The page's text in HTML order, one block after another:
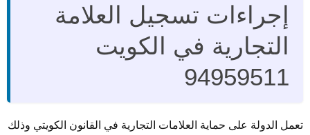
إجراءات تسجيل العلامة
التجارية في الكويت
94959511
تعمل الدولة على حماية العلامات التجارية في القانون الكويتي وذلك